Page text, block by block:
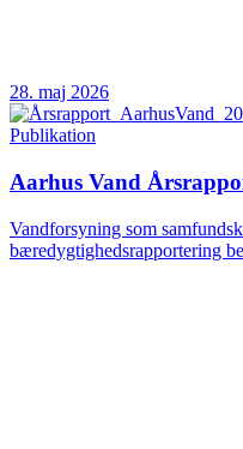
28. maj 2026
Publikation
Aarhus Vand
Vandforsyning som
bæredygtighedsrapportering